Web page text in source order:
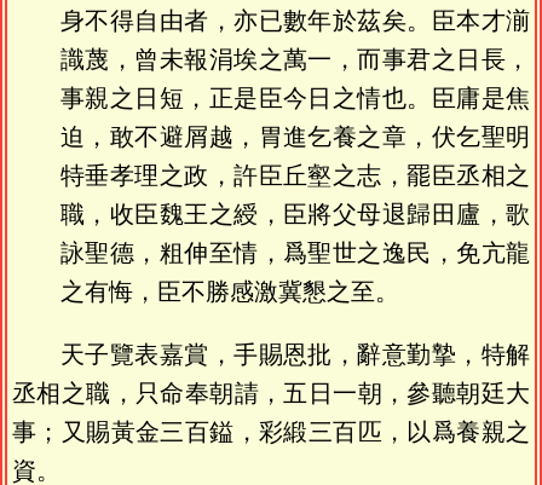
身不得自由者，亦已數年於茲矣。臣本才湔
識蔑，曾未報涓埃之萬一，而事君之日長，
事親之日短，正是臣今日之情也。臣庸是焦
迫，敢不避屑越，胃進乞養之章，伏乞聖明
特垂孝理之政，許臣丘壑之志，罷臣丞相之
職，收臣魏王之綬，臣將父母退歸田廬，歌
詠聖德，粗伸至情，爲聖世之逸民，免亢龍
之有悔，臣不勝感激冀懇之至。
天子覽表嘉賞，手賜恩批，辭意勤摯，特解
丞相之職，只命奉朝請，五日一朝，參聽朝廷大
事；又賜黃金三百鎰，彩緞三百匹，以爲養親之
資。